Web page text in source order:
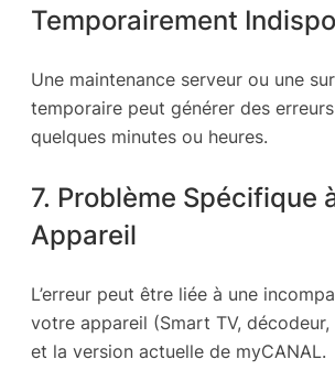
Temporairement
Une maintenance serveur ou une
temporaire peut générer des
quelques minutes ou heures.
7. Problème Spécifique
Appareil
L’erreur peut être liée à une
votre appareil (Smart TV,
et la version actuelle de myCANAL.